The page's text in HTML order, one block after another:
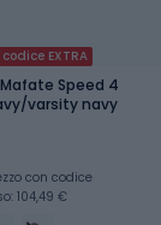
EXTRA
Speed 4
varsity navy
con codice
104,49 €